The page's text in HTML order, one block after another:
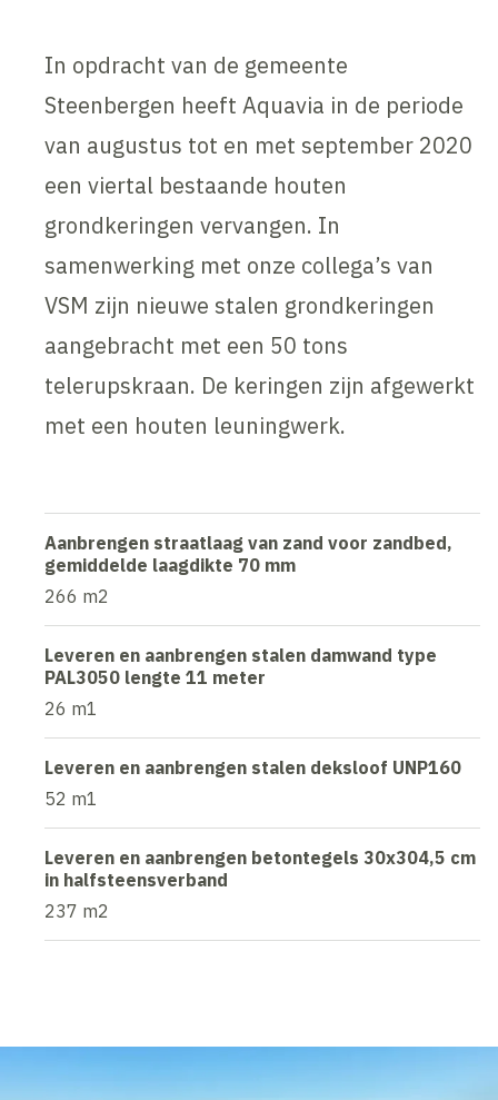
In opdracht van de gemeente
Steenbergen heeft Aquavia in de periode
van augustus tot en met september 2020
een viertal bestaande houten
grondkeringen vervangen. In
samenwerking met onze collega’s van
VSM zijn nieuwe stalen grondkeringen
aangebracht met een 50 tons
telerupskraan. De keringen zijn afgewerkt
met een houten leuningwerk.
Aanbrengen straatlaag van zand voor zandbed,
gemiddelde laagdikte 70 mm
266 m2
Leveren en aanbrengen stalen damwand type
PAL3050 lengte 11 meter
26 m1
Leveren en aanbrengen stalen deksloof UNP160
52 m1
Leveren en aanbrengen betontegels 30x304,5 cm
in halfsteensverband
237 m2